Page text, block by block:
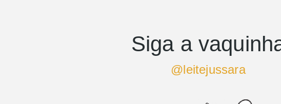
Siga a
@leitejussara